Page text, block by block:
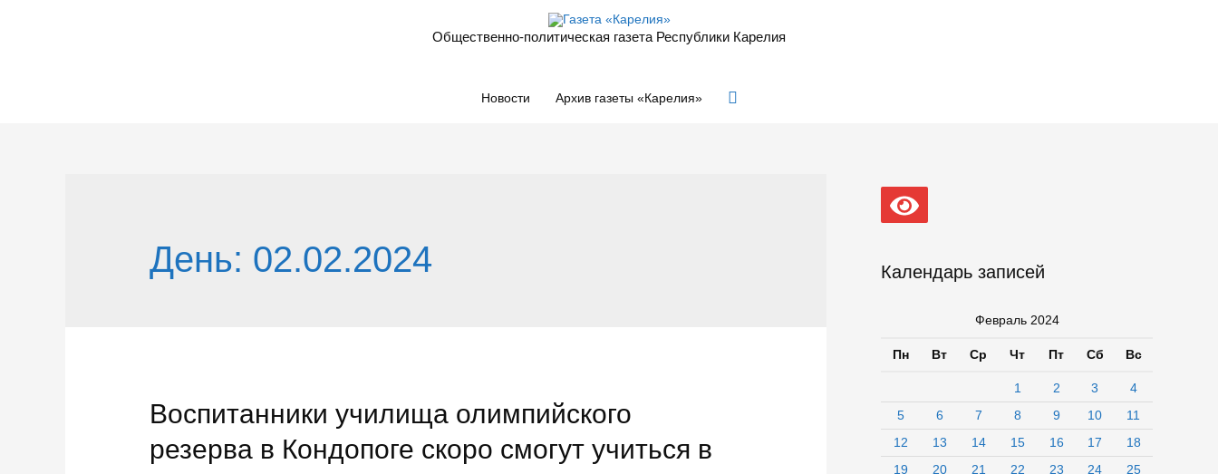
Общественно-политическая газета Республики Карелия
Новости Архив газеты «Карелия» Поиск
День: 02.02.2024
Воспитанники училища олимпийского
резерва в Кондопоге скоро смогут учиться в
Календарь записей
Февраль 2024
Пн Вт Ср Чт Пт Сб Вс
1 2 3
4
5
6 7 8 9 10
11
12
13 14 15 16 17
18
19
20 21 22 23 24
25